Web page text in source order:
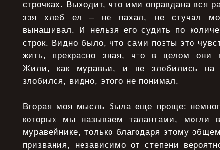
строчках. Выходит, что ими оправдана вся
зря хлеб ел – не пахал, не стучал
вынашивал. И нельзя его судить по
строк. Видно было, что сами поэты это
жить, прекрасно зная, что в целом они
Жили, как муравьи, и не злобились на
злобился, видно, этого не понимал.
Вторая моя мысль была еще проще:
которых мы называем талантами, могли
муравейнике, только благодаря этому
призвания, независимо от степени